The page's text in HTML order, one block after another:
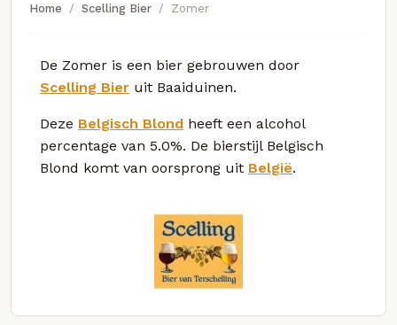
Home Scelling Bier Zomer
De Zomer is een bier gebrouwen door
Scelling Bier uit Baaiduinen.
Deze Belgisch Blond heeft een alcohol
percentage van 5.0%. De bierstijl Belgisch
Blond komt van oorsprong uit België.